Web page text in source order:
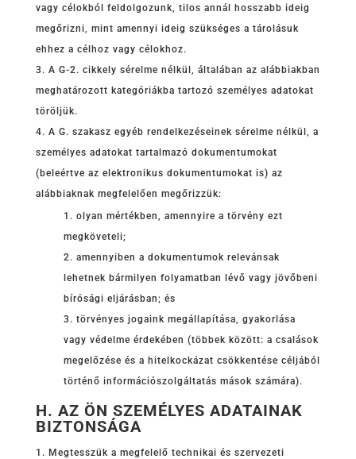
vagy célokból feldolgozunk, tilos annál hosszabb ideig
megőrizni, mint amennyi ideig szükséges a tárolásuk
ehhez a célhoz vagy célokhoz.
A G-2. cikkely sérelme nélkül, általában az alábbiakban
meghatározott kategóriákba tartozó személyes adatokat
töröljük.
A G. szakasz egyéb rendelkezéseinek sérelme nélkül, a
személyes adatokat tartalmazó dokumentumokat
(beleértve az elektronikus dokumentumokat is) az
alábbiaknak megfelelően megőrizzük:
olyan mértékben, amennyire a törvény ezt
megköveteli;
amennyiben a dokumentumok relevánsak
lehetnek bármilyen folyamatban lévő vagy jövőbeni
bírósági eljárásban; és
törvényes jogaink megállapítása, gyakorlása
vagy védelme érdekében (többek között: a csalások
megelőzése és a hitelkockázat csökkentése céljából
történő információszolgáltatás mások számára).
H. AZ ÖN SZEMÉLYES ADATAINAK
BIZTONSÁGA
Megtesszük a megfelelő technikai és szervezeti